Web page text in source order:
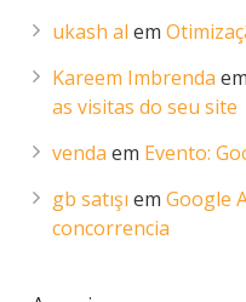
ukash al em
Kareem Imbrenda em
as visitas do seu site
venda em Evento:
gb satışı em Google
concorrencia